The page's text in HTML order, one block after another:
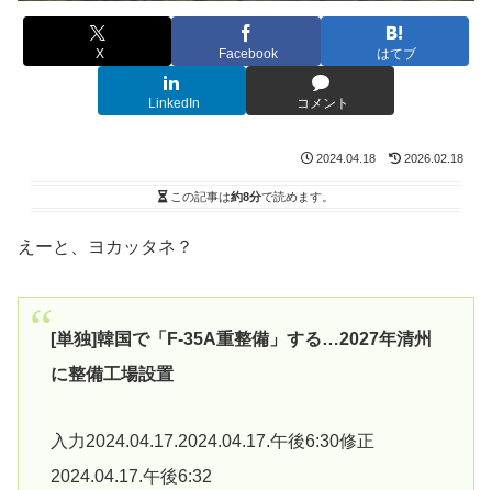
X Facebook はてブ
LinkedIn コメント
2024.04.18 2026.02.18
この記事は約8分で読めます。
えーと、ヨカッタネ？
[単独]韓国で「F-35A重整備」する…2027年清州
に整備工場設置
入力2024.04.17.2024.04.17.午後6:30修正
2024.04.17.午後6:32